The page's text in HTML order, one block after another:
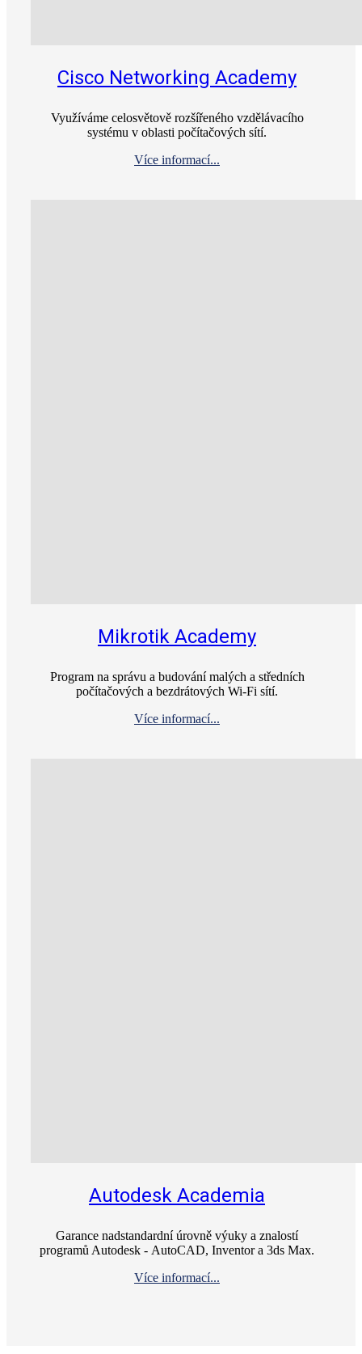
Cisco Networking Academy
Využíváme celosvětově rozšířeného vzdělávacího
systému v oblasti počítačových sítí.
Více informací...
Mikrotik Academy
Program na správu a budování malých a středních
počítačových a bezdrátových Wi‑Fi sítí.
Více informací...
Autodesk Academia
Garance nadstandardní úrovně výuky a znalostí
programů Autodesk ‑ AutoCAD, Inventor a 3ds Max.
Více informací...